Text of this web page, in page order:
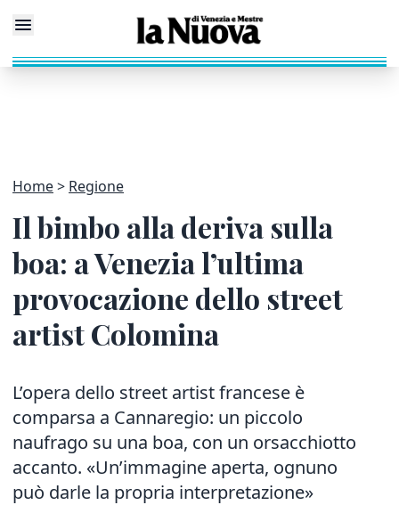
Home Regione
Il bimbo alla deriva sulla
boa: a Venezia l’ultima
provocazione dello street
artist Colomina
L’opera dello street artist francese è
comparsa a Cannaregio: un piccolo
naufrago su una boa, con un orsacchiotto
accanto. «Un’immagine aperta, ognuno
può darle la propria interpretazione»